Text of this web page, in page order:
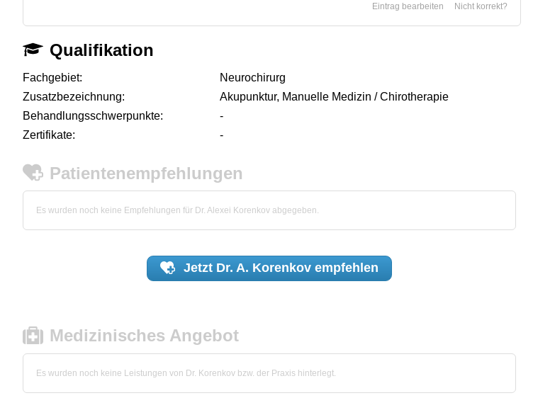
Nicht korrekt?
Eintrag bearbeiten
Qualifikation
Fachgebiet:
Neurochirurg
Zusatzbezeichnung:
Akupunktur, Manuelle Medizin / Chirotherapie
Behandlungsschwerpunkte:
-
Zertifikate:
-
Patientenempfehlungen
Es wurden noch keine Empfehlungen für Dr. Alexei Korenkov abgegeben.
Jetzt Dr. A. Korenkov empfehlen
Medizinisches Angebot
Es wurden noch keine Leistungen von Dr. Korenkov bzw. der Praxis hinterlegt.